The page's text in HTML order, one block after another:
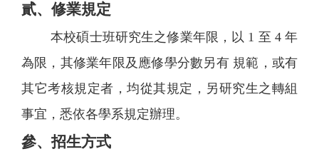
貳、修業規定
本校碩士班研究生之修業年限，以 1 至 4 年
為限，其修業年限及應修學分數另有 規範，或有
其它考核規定者，均從其規定，另研究生之轉組
事宜，悉依各學系規定辦理。
參、招生方式